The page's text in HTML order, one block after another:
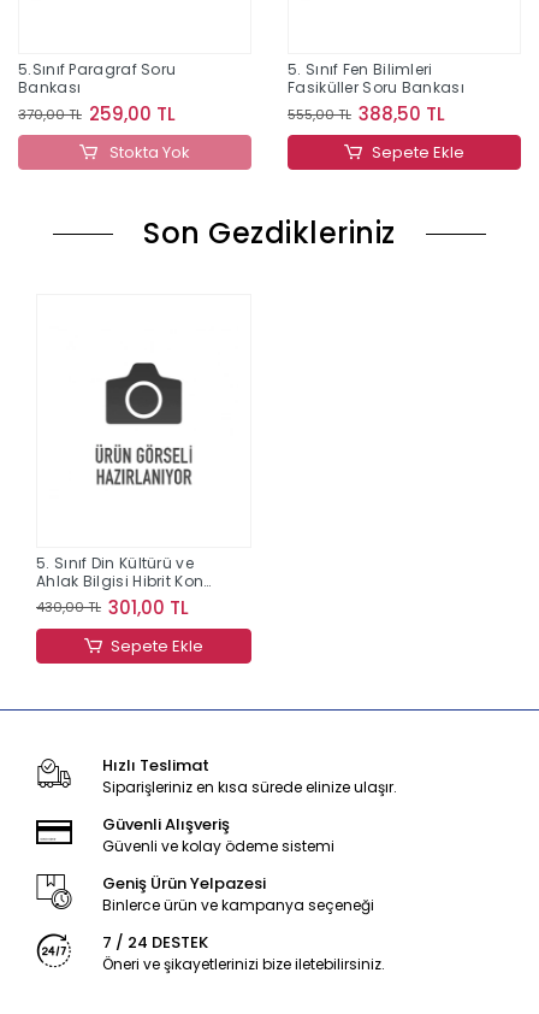
5.Sınıf Paragraf Soru
Bankası
370,00 TL 259,00 TL
Stokta Yok
5. Sınıf Fen Bilimleri
Fasiküller Soru Bankası
555,00 TL 388,50 TL
Sepete Ekle
Son Gezdikleriniz
5. Sınıf Din Kültürü ve
Ahlak Bilgisi Hibrit Konu
Anlatımlı Etkinlikli Soru
Bankası Hız Yayınları
430,00 TL 301,00 TL
Sepete Ekle
Hızlı Teslimat
Siparişleriniz en kısa sürede elinize ulaşır.
Güvenli Alışveriş
Güvenli ve kolay ödeme sistemi
Geniş Ürün Yelpazesi
Binlerce ürün ve kampanya seçeneği
7 / 24 DESTEK
Öneri ve şikayetlerinizi bize iletebilirsiniz.